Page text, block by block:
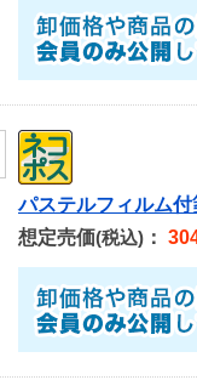
パステルフィルム
想定売価(税込) ：